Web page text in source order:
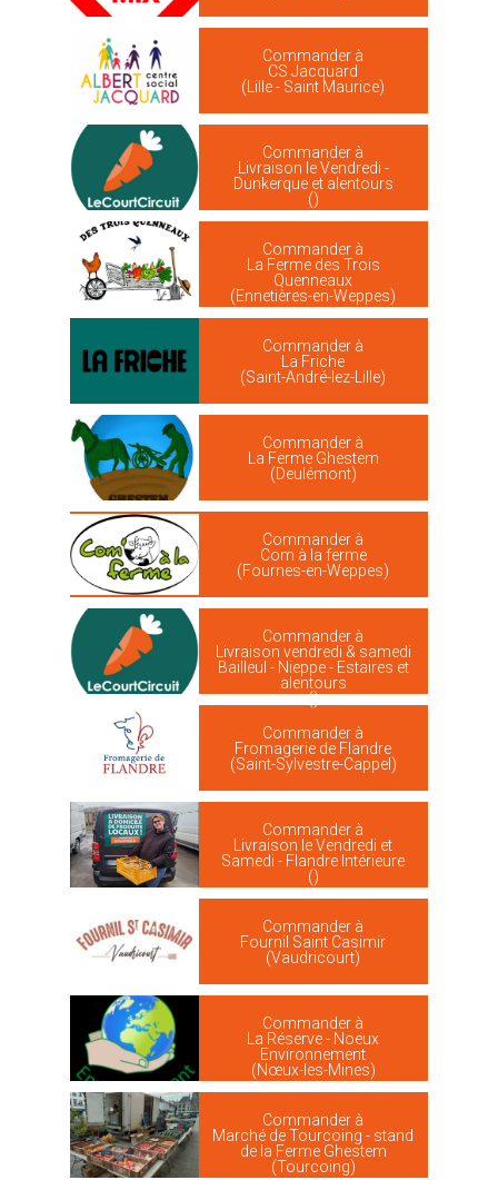
Commander à
CS Jacquard
(Lille - Saint Maurice)
Commander à
Livraison le Vendredi -
Dunkerque et alentours
()
Commander à
La Ferme des Trois
Quenneaux
(Ennetières-en-Weppes)
Commander à
La Friche
(Saint-André-lez-Lille)
Commander à
La Ferme Ghestem
(Deulémont)
Commander à
Com à la ferme
(Fournes-en-Weppes)
Commander à
Livraison vendredi & samedi
Bailleul - Nieppe - Estaires et
alentours
()
Commander à
Fromagerie de Flandre
(Saint-Sylvestre-Cappel)
Commander à
Livraison le Vendredi et
Samedi - Flandre Intérieure
()
Commander à
Fournil Saint Casimir
(Vaudricourt)
Commander à
La Réserve - Noeux
Environnement
(Nœux-les-Mines)
Commander à
Marché de Tourcoing - stand
de la Ferme Ghestem
(Tourcoing)